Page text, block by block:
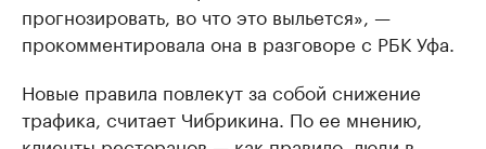
прогнозировать, во что это выльется», —
прокомментировала она в разговоре с РБК Уфа.
Новые правила повлекут за собой снижение
трафика, считает Чибрикина. По ее мнению,